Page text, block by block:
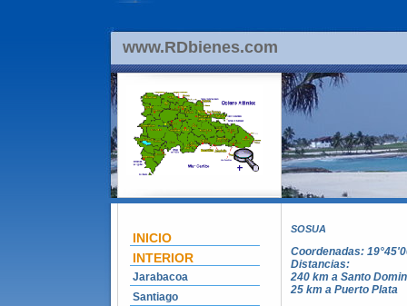
www.RDbienes.com
INICIO
INTERIOR
Jarabacoa
Santiago
SOSUA
Coordenadas:
Distancias:
240 km a Santo
25 km a Puerto Plata